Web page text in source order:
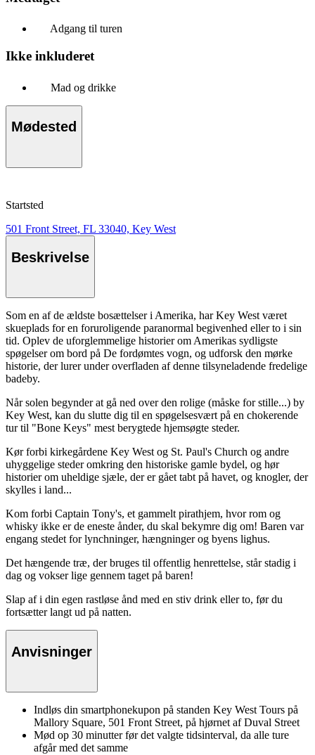
Adgang til turen
Ikke inkluderet
Mad og drikke
Mødested
Startsted
501 Front Street, FL 33040, Key West
Beskrivelse
Som en af de ældste bosættelser i Amerika, har Key West været
skueplads for en foruroligende paranormal begivenhed eller to i sin
tid. Oplev de uforglemmelige historier om Amerikas sydligste
spøgelser om bord på De fordømtes vogn, og udforsk den mørke
historie, der lurer under overfladen af denne tilsyneladende fredelige
badeby.
Når solen begynder at gå ned over den rolige (måske for stille...) by
Key West, kan du slutte dig til en spøgelsesvært på en chokerende
tur til "Bone Keys" mest berygtede hjemsøgte steder.
Kør forbi kirkegårdene Key West og St. Paul's Church og andre
uhyggelige steder omkring den historiske gamle bydel, og hør
historier om uheldige sjæle, der er gået tabt på havet, og knogler, der
skylles i land...
Kom forbi Captain Tony's, et gammelt pirathjem, hvor rom og
whisky ikke er de eneste ånder, du skal bekymre dig om! Baren var
engang stedet for lynchninger, hængninger og byens lighus.
Det hængende træ, der bruges til offentlig henrettelse, står stadig i
dag og vokser lige gennem taget på baren!
Slap af i din egen rastløse ånd med en stiv drink eller to, før du
fortsætter langt ud på natten.
Anvisninger
Indløs din smartphonekupon på standen Key West Tours på
Mallory Square, 501 Front Street, på hjørnet af Duval Street
Mød op 30 minutter før det valgte tidsinterval, da alle ture
afgår med det samme